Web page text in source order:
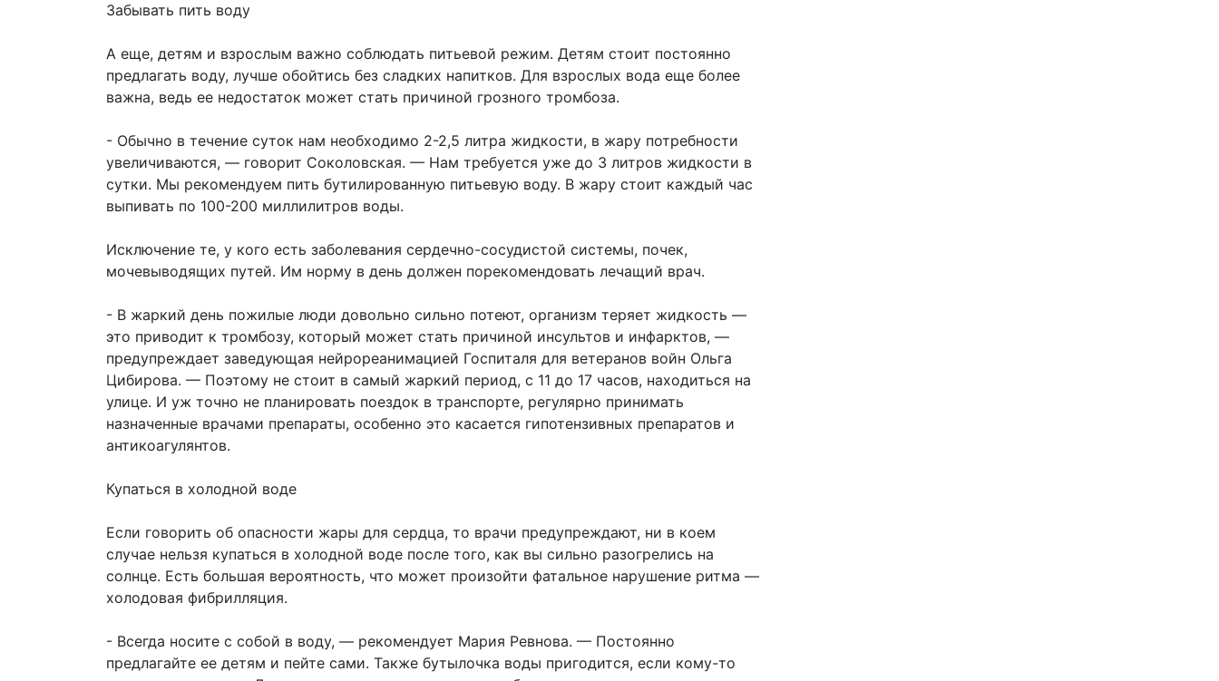
Забывать пить воду
А еще, детям и взрослым важно соблюдать питьевой режим. Детям стоит постоянно
предлагать воду, лучше обойтись без сладких напитков. Для взрослых вода еще более
важна, ведь ее недостаток может стать причиной грозного тромбоза.
- Обычно в течение суток нам необходимо 2-2,5 литра жидкости, в жару потребности
увеличиваются, — говорит Соколовская. — Нам требуется уже до 3 литров жидкости в
сутки. Мы рекомендуем пить бутилированную питьевую воду. В жару стоит каждый час
выпивать по 100-200 миллилитров воды.
Исключение те, у кого есть заболевания сердечно-сосудистой системы, почек,
мочевыводящих путей. Им норму в день должен порекомендовать лечащий врач.
- В жаркий день пожилые люди довольно сильно потеют, организм теряет жидкость —
это приводит к тромбозу, который может стать причиной инсультов и инфарктов, —
предупреждает заведующая нейрореанимацией Госпиталя для ветеранов войн Ольга
Цибирова. — Поэтому не стоит в самый жаркий период, с 11 до 17 часов, находиться на
улице. И уж точно не планировать поездок в транспорте, регулярно принимать
назначенные врачами препараты, особенно это касается гипотензивных препаратов и
антикоагулянтов.
Купаться в холодной воде
Если говорить об опасности жары для сердца, то врачи предупреждают, ни в коем
случае нельзя купаться в холодной воде после того, как вы сильно разогрелись на
солнце. Есть большая вероятность, что может произойти фатальное нарушение ритма —
холодовая фибрилляция.
- Всегда носите с собой в воду, — рекомендует Мария Ревнова. — Постоянно
предлагайте ее детям и пейте сами. Также бутылочка воды пригодится, если кому-то